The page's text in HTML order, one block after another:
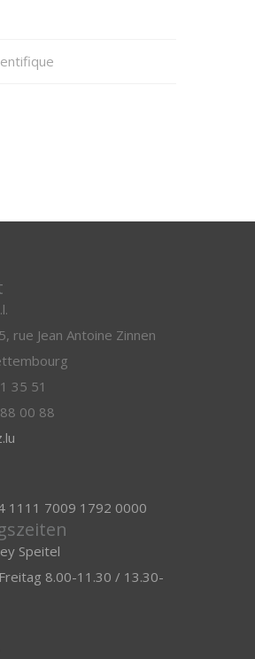
rue Jean Antoine Zinnen
35 51
00 88
1111 7009 1792 0000
Speitel
8.00-11.30 / 13.30-